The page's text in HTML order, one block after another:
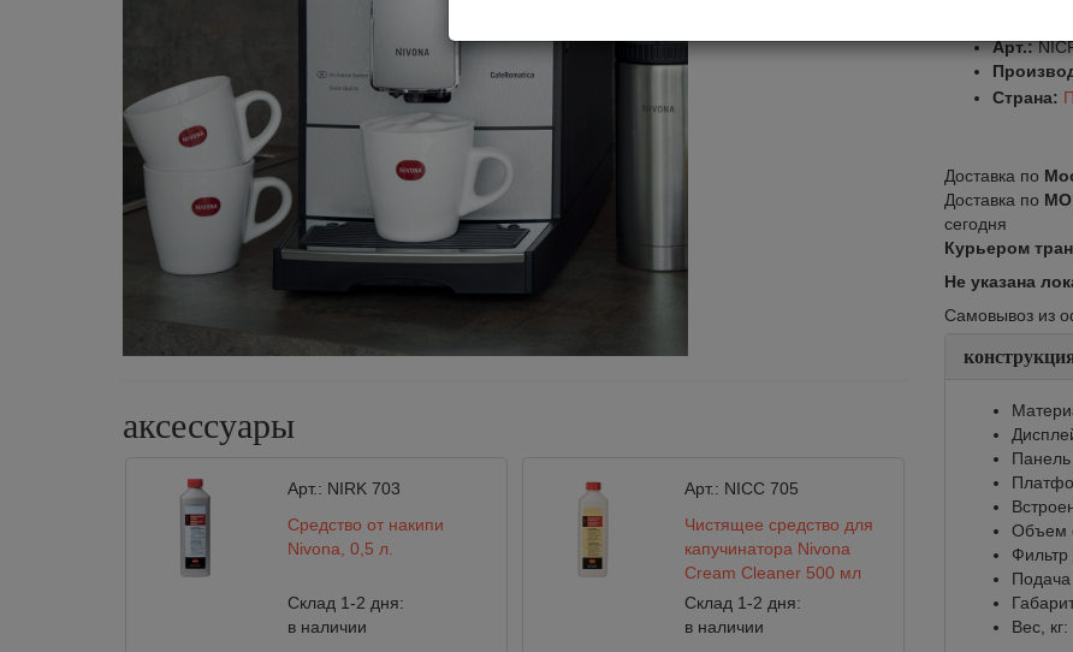
аксессуары
Арт.: NIRK 703
Средство от накипи
Nivona, 0,5 л.
Склад 1-2 дня:
в наличии
Арт.: NICC 705
Чистящее средство для
капучинатора Nivona
Cream Cleaner 500 мл
Склад 1-2 дня:
в наличии
Арт.:
Страна:
Доставка по
Доставка по
сегодня
Курьером
Не указана
Самовывоз из
Объем
Вес, кг: